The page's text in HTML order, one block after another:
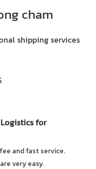
cham
shipping services
for
and fast service.
very easy.